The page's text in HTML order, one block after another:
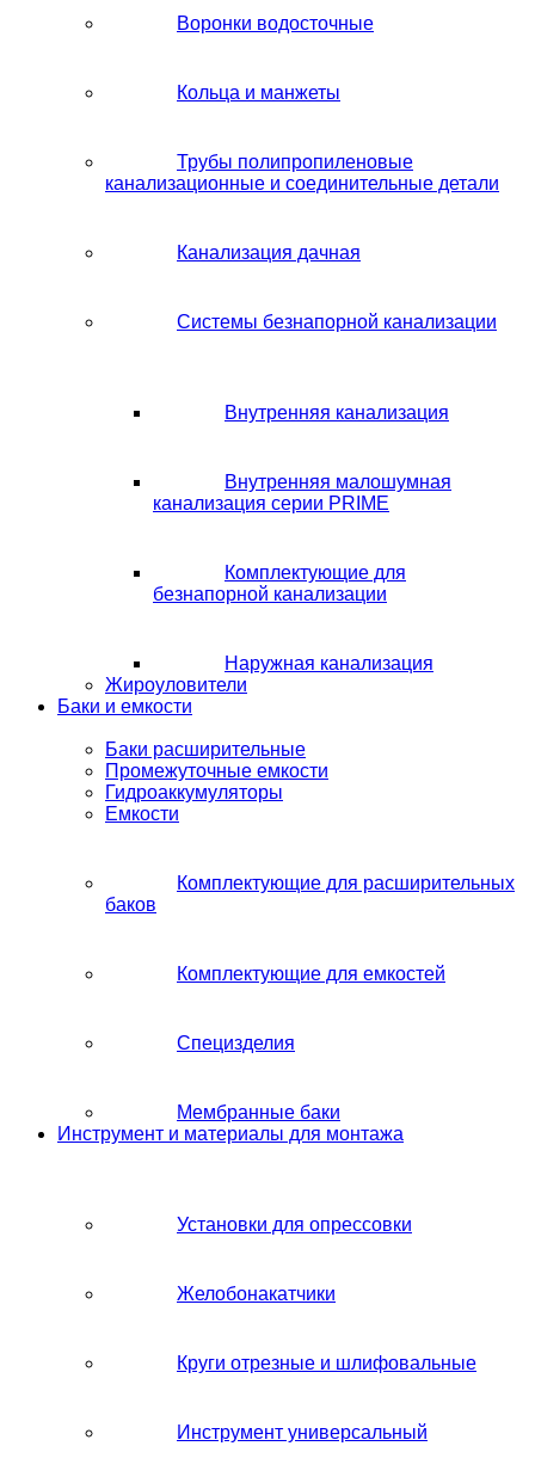
Воронки водосточные
Кольца и манжеты
Трубы полипропиленовые
канализационные и соединительные детали
Канализация дачная
Системы безнапорной канализации
Внутренняя канализация
Внутренняя малошумная
канализация серии PRIME
Комплектующие для
безнапорной канализации
Наружная канализация
Жироуловители
Баки и емкости
Баки расширительные
Промежуточные емкости
Гидроаккумуляторы
Емкости
Комплектующие для расширительных
баков
Комплектующие для емкостей
Специзделия
Мембранные баки
Инструмент и материалы для монтажа
Установки для опрессовки
Желобонакатчики
Круги отрезные и шлифовальные
Инструмент универсальный